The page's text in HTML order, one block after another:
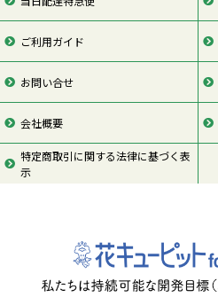
ご利用ガイド
お問い合せ
会社概要
特定商取引に関する法律に基づく表
示